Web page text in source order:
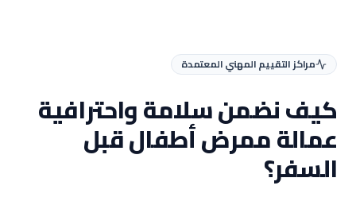
مراكز التقييم المهني المعتمدة
كيف نضمن سلامة واحترافية
عمالةممرض أطفالقبل
السفر؟